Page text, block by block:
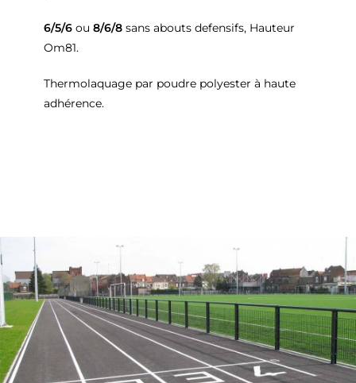
6/5/6ou 8/6/8sans abouts defensifs, Hauteur
Om81.
Thermolaquage par poudre polyester à haute
adhérence.